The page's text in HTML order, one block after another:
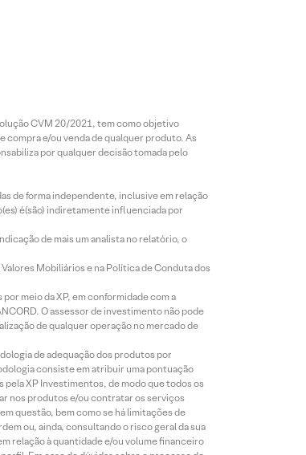
CVM 20/2021, tem como objetivo
e/ou venda de qualquer produto. As
por qualquer decisão tomada pelo
de forma independente, inclusive em relação
é(são) indiretamente influenciada por
de mais um analista no relatório, o
Mobiliários e na Política de Conduta dos
meio da XP, em conformidade com a
O assessor de investimento não pode
de qualquer operação no mercado de
de adequação dos produtos por
consiste em atribuir uma pontuação
pela XP Investimentos, de modo que todos os
nos produtos e/ou contratar os serviços
questão, bem como se há limitações de
ou, ainda, consultando o risco geral da sua
relação à quantidade e/ou volume financeiro